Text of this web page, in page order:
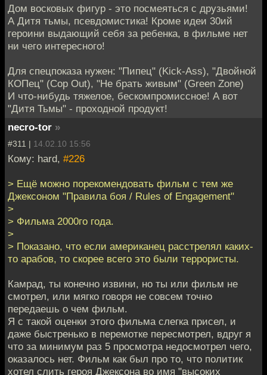
Дом восковых фигур - это посмеяться с друзьями!
А Дитя тьмы, псевдомистика! Кроме идеи 30ий
героини выдающий себя за ребенка, в фильме нет
ни чего интересного!
Для спецпоказа нужен: "Пипец" (Kick-Ass), "Двойной
КОПец" (Cop Out), "Не брать живым" (Green Zone)
И что-нибудь тяжелое, бескомпромиссное! А вот
"Дитя Тьмы" - проходной продукт!
necro-tor »
#311 | 14.02.10 15:56
Кому: hard, #226
> Ещё можно порекомендовать фильм с тем же
Джексоном "Правила боя / Rules of Engagement"
>
> Фильма 2000го года.
>
> Показано, что если американец расстрелял каких-
то арабов, то скорее всего это были террористы.
Камрад, ты конечно извини, но ты или фильм не
смотрел, или мягко говоря не совсем точно
передаешь о чем фильм.
Я с такой оценки этого фильма слегка присел, и
даже быстренько в перемотке пересмотрел, вдруг я
что за минимум раз 5 просмотра недосмотрел чего,
оказалось нет. Фильм как был про то, что политик
хотел слить героя Джексона во имя "высоких